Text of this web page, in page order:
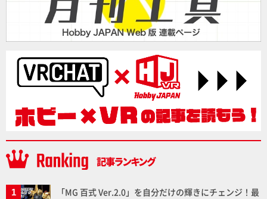
「MG 百式 Ver.2.0」を自分だけの輝きにチェンジ！最